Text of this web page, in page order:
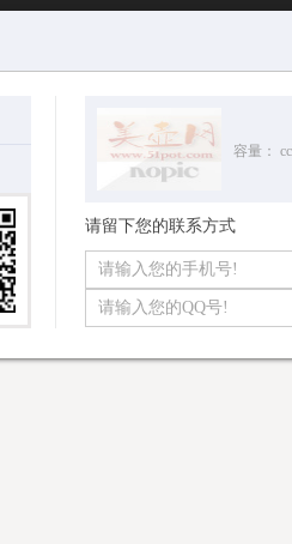
Reserved
容量： cc
请留下您的联系方式